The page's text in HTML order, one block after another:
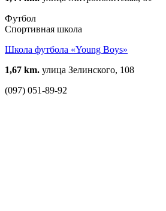
Футбол
Спортивная школа
Школа футбола «Young Boys»
1,67 km. улица Зелинского, 108
(097) 051-89-92